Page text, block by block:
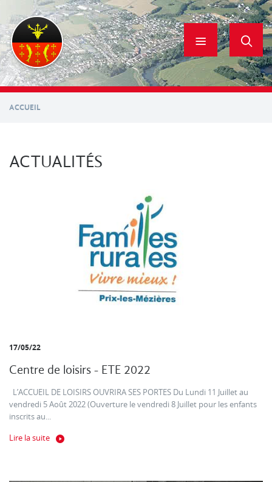
contenu
principal
ACCUEIL
ACTUALITÉS
17/05/22
Centre de loisirs - ETE 2022
L’ACCUEIL DE LOISIRS OUVRIRA SES PORTES Du Lundi 11 Juillet au
vendredi 5 Août 2022 (Ouverture le vendredi 8 Juillet pour les enfants
inscrits au...
Lire la suite